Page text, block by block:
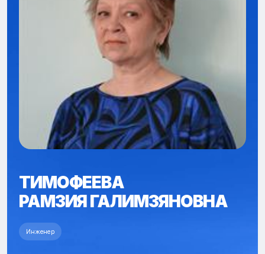
ТИМОФЕЕВА
РАМЗИЯ ГАЛИМЗЯНОВНА
Инженер